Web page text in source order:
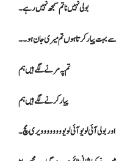
بولی نہیں نا تم سمجھ نہیں رہے۔
بہت پیار کرتا ہوں تم میری جان ہو ۔۔
تم پہ مرنے لگے ہیں ہم
پیار کرنے لگے ہیں ہم
آئی لو یو آئی لو یووووووو ویری مچ۔